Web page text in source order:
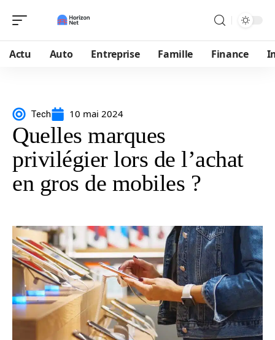
Actu Auto Entreprise Famille Finance
Tech 10 mai 2024
Quelles marques
privilégier lors de l’achat
en gros de mobiles ?